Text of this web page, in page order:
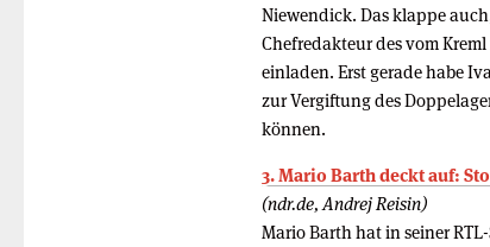
Niewendick. Das klappe
Chefredakteur des vom
einladen. Erst gerade habe
zur Vergiftung des
können.
3. Mario Barth deckt auf:
(ndr.de, Andrej Reisin)
Mario Barth hat in seiner